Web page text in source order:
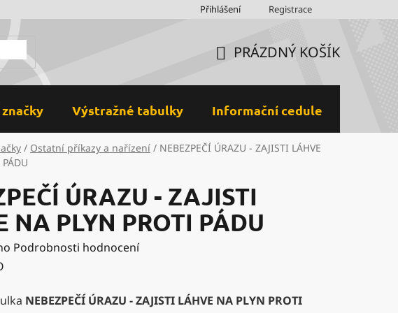
Ochrana osobních údajů a GDPR
Přihlášení Registrace
KOŠÍK
PRÁZDNÝ KOŠÍK
Výstražné tabulky Informační cedule
/ Ostatní příkazy a nařízení / NEBEZPEČÍ ÚRAZU - ZAJISTI LÁHVE
ÚRAZU - ZAJISTI
NA PLYN PROTI PÁDU
Podrobnosti hodnocení
NEBEZPEČÍ ÚRAZU - ZAJISTI LÁHVE NA PLYN PROTI